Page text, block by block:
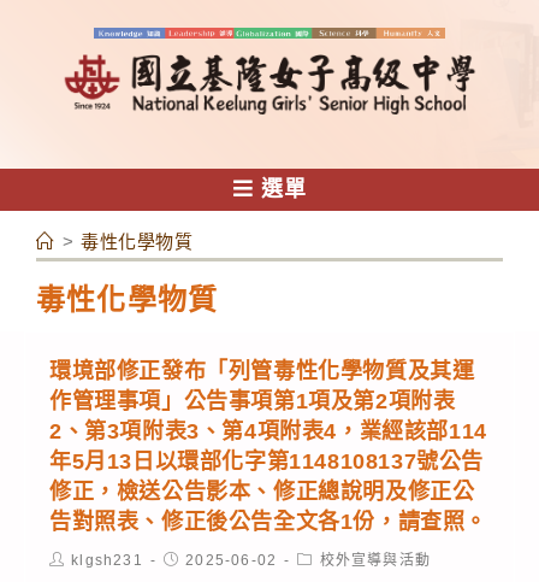
容
選單
毒性化學物質
> 毒性化學物質
環境部修正發布「列管毒性化學物質及其運
作管理事項」公告事項第1項及第2項附表
2、第3項附表3、第4項附表4，業經該部114
年5月13日以環部化字第1148108137號公告
修正，檢送公告影本、修正總說明及修正公
告對照表、修正後公告全文各1份，請查照。
Postklgsh231
Post2025-06-02
Post校外宣導與活動